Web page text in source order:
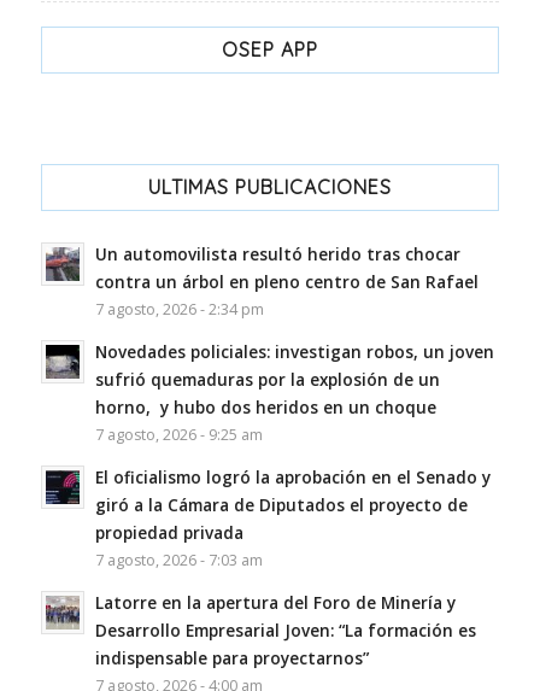
OSEP APP
ULTIMAS PUBLICACIONES
Un automovilista resultó herido tras chocar
contra un árbol en pleno centro de San Rafael
7 agosto, 2026 - 2:34 pm
Novedades policiales: investigan robos, un joven
sufrió quemaduras por la explosión de un
horno, y hubo dos heridos en un choque
7 agosto, 2026 - 9:25 am
El oficialismo logró la aprobación en el Senado y
giró a la Cámara de Diputados el proyecto de
propiedad privada
7 agosto, 2026 - 7:03 am
Latorre en la apertura del Foro de Minería y
Desarrollo Empresarial Joven: “La formación es
indispensable para proyectarnos”
7 agosto, 2026 - 4:00 am